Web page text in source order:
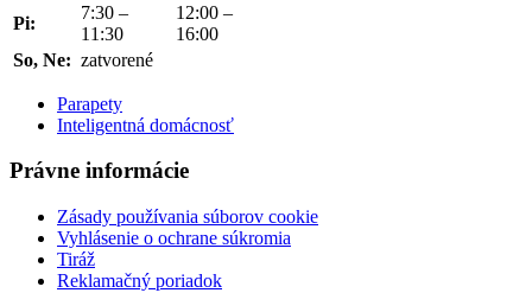
Pi:
7:30 –
11:30
12:00 –
16:00
So, Ne: zatvorené
Parapety
Inteligentná domácnosť
Právne informácie
Zásady používania súborov cookie
Vyhlásenie o ochrane súkromia
Tiráž
Reklamačný poriadok